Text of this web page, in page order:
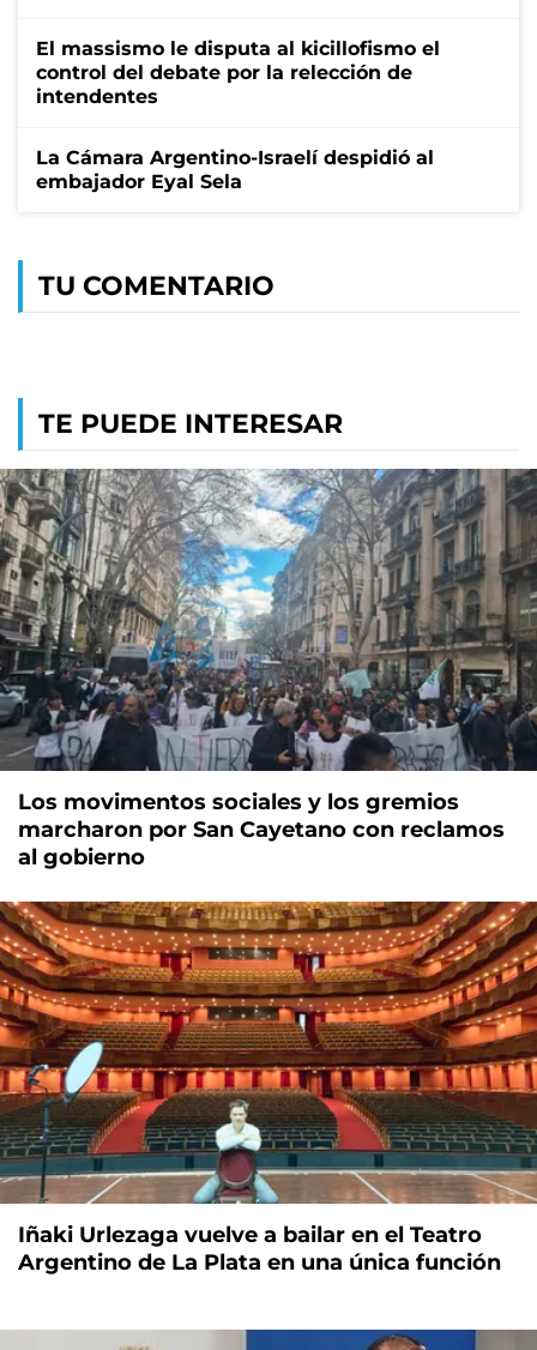
El massismo le disputa al kicillofismo el
control del debate por la relección de
intendentes
La Cámara Argentino-Israelí despidió al
embajador Eyal Sela
TU COMENTARIO
TE PUEDE INTERESAR
Los movimentos sociales y los gremios
marcharon por San Cayetano con reclamos
al gobierno
Iñaki Urlezaga vuelve a bailar en el Teatro
Argentino de La Plata en una única función